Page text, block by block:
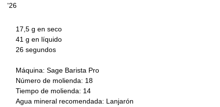
'26
17,5 g en seco
41 g en líquido
26 segundos
Máquina: Sage Barista Pro
Número de molienda: 18
Tiempo de molienda: 14
Agua mineral recomendada: Lanjarón